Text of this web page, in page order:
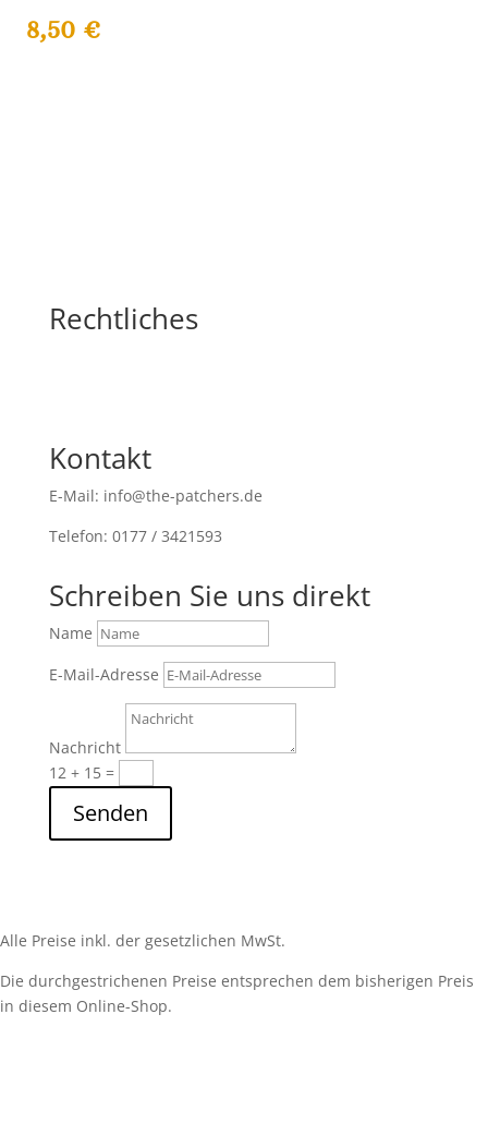
8,50€
Rechtliches
Kontakt
E-Mail: info@the-patchers.de
Telefon: 0177 / 3421593
Schreiben Sie uns direkt
Name
E-Mail-Adresse
Nachricht
12 + 15=
Senden
Alle Preise inkl. der gesetzlichen MwSt.
Die durchgestrichenen Preise entsprechen dem bisherigen Preis
in diesem Online-Shop.